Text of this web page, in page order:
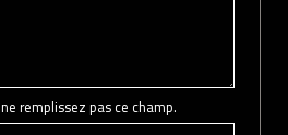
remplissez pas ce champ.